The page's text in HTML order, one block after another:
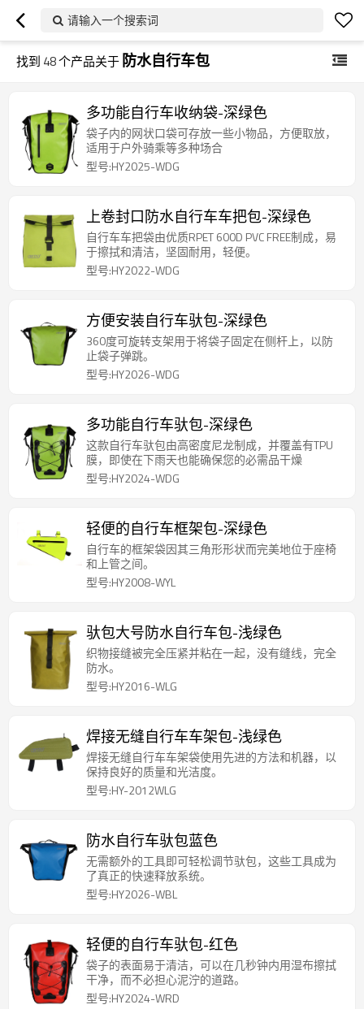
请输入一个搜索词
找到 48个产品关于防水自行车包
多功能自行车收纳袋-深绿色
袋子内的网状口袋可存放一些小物品，方便取放，
适用于户外骑乘等多种场合
型号:HY2025-WDG
上卷封口防水自行车车把包-深绿色
自行车车把袋由优质RPET 600D PVC FREE制成，易
于擦拭和清洁，坚固耐用，轻便。
型号:HY2022-WDG
方便安装自行车驮包-深绿色
360度可旋转支架用于将袋子固定在侧杆上，以防
止袋子弹跳。
型号:HY2026-WDG
多功能自行车驮包-深绿色
这款自行车驮包由高密度尼龙制成，并覆盖有TPU
膜，即使在下雨天也能确保您的必需品干燥
型号:HY2024-WDG
轻便的自行车框架包-深绿色
自行车的框架袋因其三角形形状而完美地位于座椅
和上管之间。
型号:HY2008-WYL
驮包大号防水自行车包-浅绿色
织物接缝被完全压紧并粘在一起，没有缝线，完全
防水。
型号:HY2016-WLG
焊接无缝自行车车架包-浅绿色
焊接无缝自行车车架袋使用先进的方法和机器，以
保持良好的质量和光洁度。
型号:HY-2012WLG
防水自行车驮包蓝色
无需额外的工具即可轻松调节驮包，这些工具成为
了真正的快速释放系统。
型号:HY2026-WBL
轻便的自行车驮包-红色
袋子的表面易于清洁，可以在几秒钟内用湿布擦拭
干净，而不必担心泥泞的道路。
型号:HY2024-WRD